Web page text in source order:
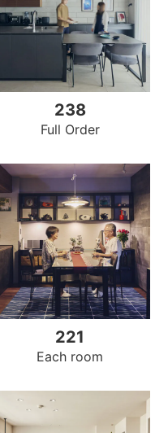
238
Full Order
221
Each room